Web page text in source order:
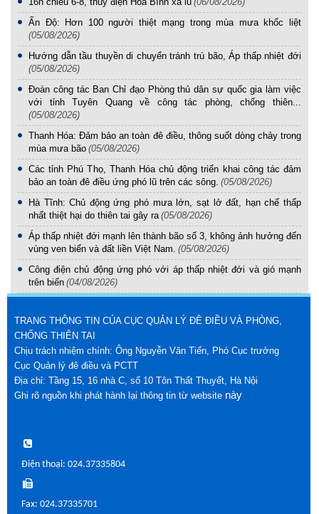
Ấn Độ: Hơn 100 người thiệt mạng trong mùa mưa khốc liệt
(05/08/2026)
Hướng dẫn tầu thuyền di chuyển tránh trú bão, Áp thấp nhiệt đới
(05/08/2026)
Đoàn công tác Ban Chỉ đạo Phòng thủ dân sự quốc gia làm việc
với tỉnh Tuyên Quang về công tác phòng, chống thiên...
(05/08/2026)
Thanh Hóa: Đảm bảo an toàn đê điều, thông suốt dòng chảy trong
mùa mưa bão (05/08/2026)
Các tỉnh Phú Thọ, Thanh Hóa chủ động triển khai công tác đảm
bảo an toàn đê điều ứng phó lũ trên các sông. (05/08/2026)
Hà Tĩnh: Chủ động ứng phó mưa lớn, sạt lở đất, hạn chế thấp
nhất thiệt hại do thiên tai gây ra (05/08/2026)
Áp thấp nhiệt đới mạnh lên thành bão số 3, không ảnh hưởng đến
vùng ven biển và đất liền Việt Nam. (05/08/2026)
Công điện chủ động ứng phó với áp thấp nhiệt đới và gió mạnh
trên biển (04/08/2026)
TRANG THÔNG TIN CỦA CỤC QUẢN LÝ ĐÊ ĐIỀU VÀ PHÒNG,
CHỐNG THIÊN TAI
Chịu trách nhiệm chính: Ông Nguyễn Văn Tiến, Phó Cục trưởng
Cục Quản lý đê điều và PCTT
Địa chỉ: Tầng 15, 16 nhà C, số 10 Tôn Thất Thuyết, Hà Nội
Ghi rõ nguồn khi phát hành lại thông tin từ website này
Điện thoại: 024.37335804
Fax: 024.37335701